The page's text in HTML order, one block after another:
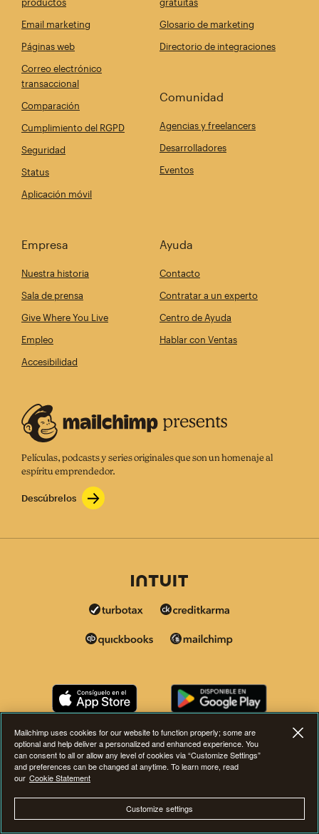
Email marketing
Páginas web
Correo electrónico
transaccional
Comparación
Cumplimiento del RGPD
Seguridad
Status
Aplicación móvil
Glosario de marketing
Directorio de integraciones
Comunidad
Agencias y freelancers
Desarrolladores
Eventos
Empresa
Nuestra historia
Sala de prensa
Give Where You Live
Empleo
Accesibilidad
Ayuda
Contacto
Contratar a un experto
Centro de Ayuda
Hablar con Ventas
Películas, podcasts y series originales que son un homenaje al
espíritu emprendedor.
Descúbrelos
Mailchimp uses cookies for our website to function properly; some are
optional and help deliver a personalized and enhanced experience. You
can consent to all or allow any level of cookies via “Customize Settings”
and preferences can be changed at anytime. To learn more, read
our Cookie Statement
Customize settings